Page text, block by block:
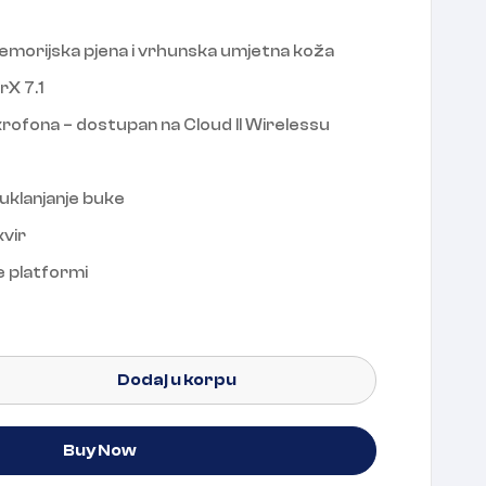
pjena i vrhunska umjetna koža
7.1
– dostupan na Cloud II Wirelessu
buke
platformi
Dodaj u korpu
Buy Now